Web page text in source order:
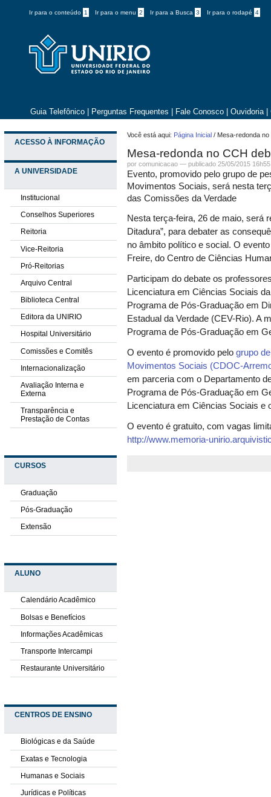
Ir para o conteúdo 1 Ir para o menu 2 Ir para a Busca 3 Ir para o rodapé 4
Guia Telefônico Perguntas Frequentes Fale Conosco Ouvidoria
ACESSO À INFORMAÇÃO
A UNIVERSIDADE
Institucional
Conselhos Superiores
Reitoria
Vice-Reitoria
Pró-Reitorias
Arquivo Central
Biblioteca Central
Editora da UNIRIO
Hospital Universitário
Comissões e Comitês
Internacionalização
Avaliação Interna e
Externa
Transparência e
Prestação de Contas
CURSOS
Graduação
Pós-Graduação
Extensão
ALUNO
Calendário Acadêmico
Bolsas e Benefícios
Informações Acadêmicas
Transporte Intercampi
Restaurante Universitário
CENTROS DE ENSINO
Biológicas e da Saúde
Exatas e Tecnologia
Humanas e Sociais
Jurídicas e Políticas
Você está aqui: Página Inicial / Mesa-redonda
Mesa-redonda no CCH
por comunicacao —publicado 25/05/2015
Evento, promovido pelo grupo de
Movimentos Sociais, será nesta
das Comissões da Verdade
Nesta terça-feira, 26 de maio, será
Ditadura”, para debater as
no âmbito político e social. O
Freire, do Centro de Ciências
Participam do debate os
Licenciatura em Ciências Sociais
Programa de Pós-Graduação em
Estadual da Verdade (CEV-Rio). A
Programa de Pós-Graduação em
O evento é promovido pelogrupo
Movimentos Sociais (CDOC-
em parceria com o Departamento
Programa de Pós-Graduação em
Licenciatura em Ciências Sociais e
O evento é gratuito, com vagas
http://www.memoria-